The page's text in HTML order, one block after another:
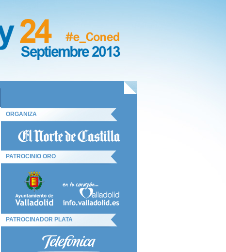
ORGANIZA
PATROCINIO ORO
PATROCINADOR PLATA